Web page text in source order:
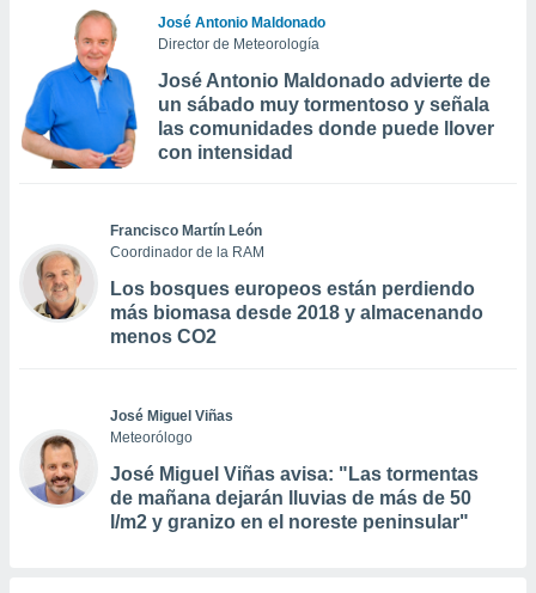
José Antonio Maldonado
Director de Meteorología
José Antonio Maldonado advierte de
un sábado muy tormentoso y señala
las comunidades donde puede llover
con intensidad
Francisco Martín León
Coordinador de la RAM
Los bosques europeos están perdiendo
más biomasa desde 2018 y almacenando
menos CO2
José Miguel Viñas
Meteorólogo
José Miguel Viñas avisa: "Las tormentas
de mañana dejarán lluvias de más de 50
l/m2 y granizo en el noreste peninsular"